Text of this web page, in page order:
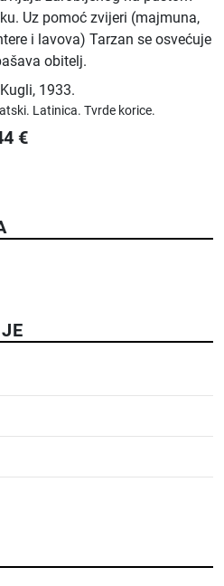
Uz pomoć zvijeri (majmuna,
i lavova) Tarzan se osvećuje
obitelj.
, 1933.
Latinica.Tvrde korice.
€